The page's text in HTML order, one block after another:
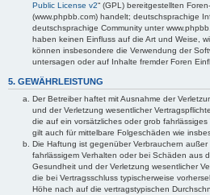
Public License v2“ (GPL) bereitgestellten
(www.phpbb.com) handelt; deutschsprachige
deutschsprachige Community unter
haben keinen Einfluss auf die Art und Weise,
können insbesondere die Verwendung der
untersagen oder auf Inhalte fremder Foren
5. GEWÄHRLEISTUNG
Der Betreiber haftet mit Ausnahme der
und der Verletzung wesentlicher
die auf ein vorsätzliches oder grob
gilt auch für mittelbare Folgeschäden wie
Die Haftung ist gegenüber Verbrauchern
fahrlässigem Verhalten oder bei Schäden aus
Gesundheit und der Verletzung wesentlicher
die bei Vertragsschluss typischerweise
Höhe nach auf die vertragstypischen